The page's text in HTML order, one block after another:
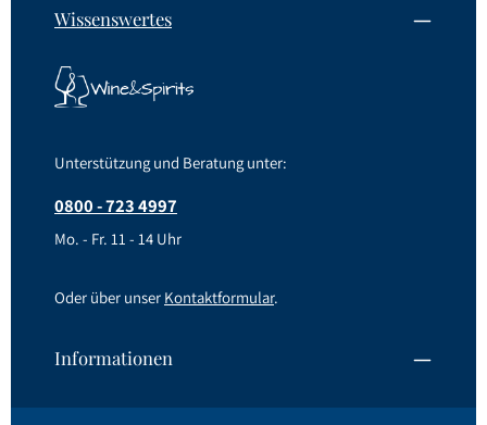
Wissenswertes
Unterstützung und Beratung unter:
0800 - 723 4997
Mo. - Fr. 11 - 14 Uhr
Oder über unser Kontaktformular.
Informationen